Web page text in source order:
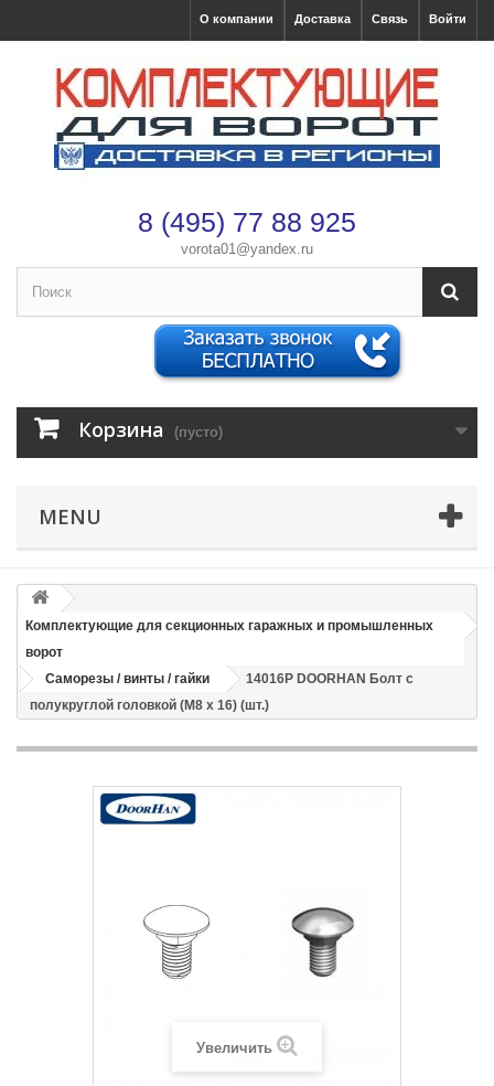
Войти
Связь
Доставка
О компании
8 (495) 77 88 925
vorota01@yandex.ru
Корзина (пусто)
MENU
Комплектующие для секционных гаражных и промышленных
ворот
Саморезы / винты / гайки
14016P DOORHAN Болт с
полукруглой головкой (М8 х 16) (шт.)
Увеличить
Оформление заказа ×
Имя*
Время доставки: стоимость доставки по тарифам СДЭК
оплачивается при получении
Адрес если нужен